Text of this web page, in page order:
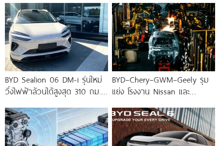
BYD Sealion 06 DM-i รุ่นใหม่
วิ่งไฟฟ้าล้วนได้สูงสุด 310 กม.
BYD–Chery–GWM–Geely รุม
แย่ง โรงงาน Nissan และ
ในเม็กซิโก